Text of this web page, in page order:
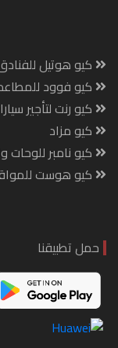
كيو هوتيل
كيو فوود
كيو رنت لتأجير
كيو مزاد
كيو نامبر للوحات
كيو هوست
حمل تطبيقنا